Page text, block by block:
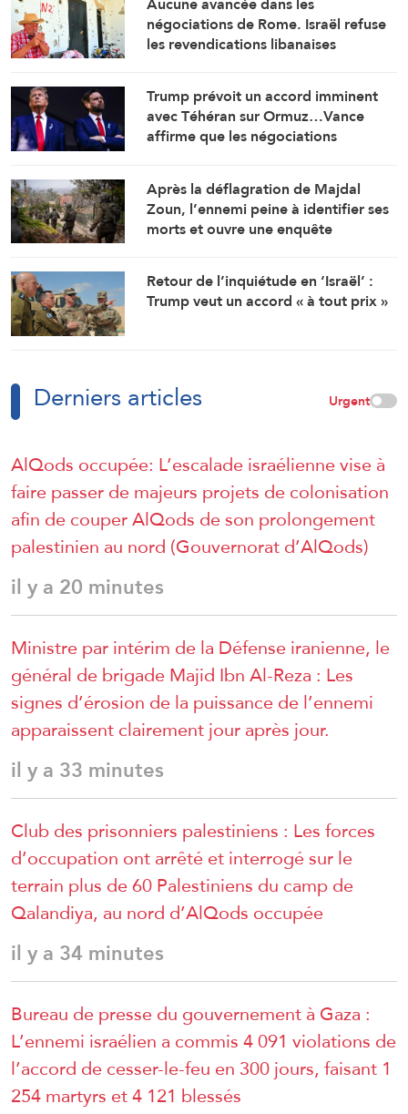
négociations de Rome. Israël refuse
les revendications libanaises
Trump prévoit un accord imminent
avec Téhéran sur Ormuz…Vance
affirme que les négociations
Après la déflagration de Majdal
Zoun, l’ennemi peine à identifier ses
morts et ouvre une enquête
Retour de l’inquiétude en ‘Israël’ :
Trump veut un accord « à tout prix »
Derniers articles Urgent
AlQods occupée: L’escalade israélienne vise à
faire passer de majeurs projets de colonisation
afin de couper AlQods de son prolongement
palestinien au nord (Gouvernorat d’AlQods)
il y a 20 minutes
Ministre par intérim de la Défense iranienne, le
général de brigade Majid Ibn Al-Reza : Les
signes d’érosion de la puissance de l’ennemi
apparaissent clairement jour après jour.
il y a 33 minutes
Club des prisonniers palestiniens : Les forces
d’occupation ont arrêté et interrogé sur le
terrain plus de 60 Palestiniens du camp de
Qalandiya, au nord d’AlQods occupée
il y a 34 minutes
Bureau de presse du gouvernement à Gaza :
L’ennemi israélien a commis 4 091 violations de
l’accord de cesser-le-feu en 300 jours, faisant 1
254 martyrs et 4 121 blessés